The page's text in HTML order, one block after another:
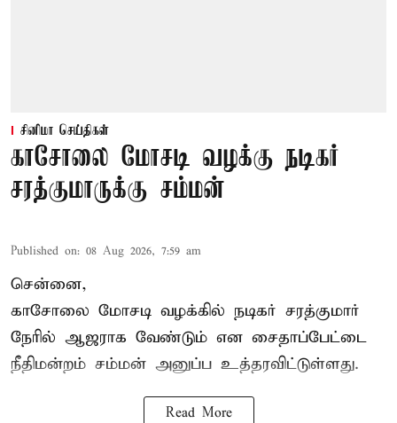
சினிமா செய்திகள்
காசோலை மோசடி வழக்கு நடிகர்
சரத்குமாருக்கு சம்மன்
Published on: 08 Aug 2026, 7:59 am
சென்னை,
காசோலை மோசடி வழக்கில் நடிகர் சரத்குமார்
நேரில் ஆஜராக வேண்டும் என சைதாப்பேட்டை
நீதிமன்றம் சம்மன் அனுப்ப உத்தரவிட்டுள்ளது.
Read More